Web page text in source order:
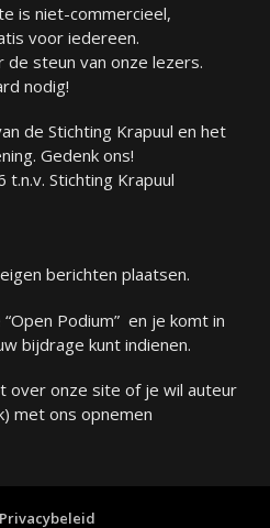
is niet-commercieel,
voor iedereen.
de steun van onze lezers.
nodig!
de Stichting Krapuul en het
Gedenk ons!
t.n.v. Stichting Krapuul
berichten plaatsen.
Podium” en je komt in
bijdrage kunt indienen.
over onze site of je wil auteur
met ons opnemen
Privacybeleid